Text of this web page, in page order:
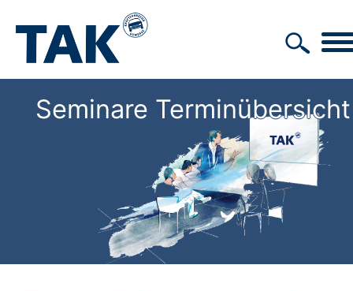
Seminare Terminübersicht